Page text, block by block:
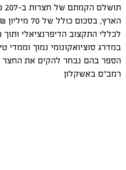
הארץ, בסכום
לכללי התקצוב הדיפרנציאלי ותוך
במדרג סוציואקונומי נמוך וממדי
הספר בהם נבחר להקים את החצר
רמב"ם באשקלון